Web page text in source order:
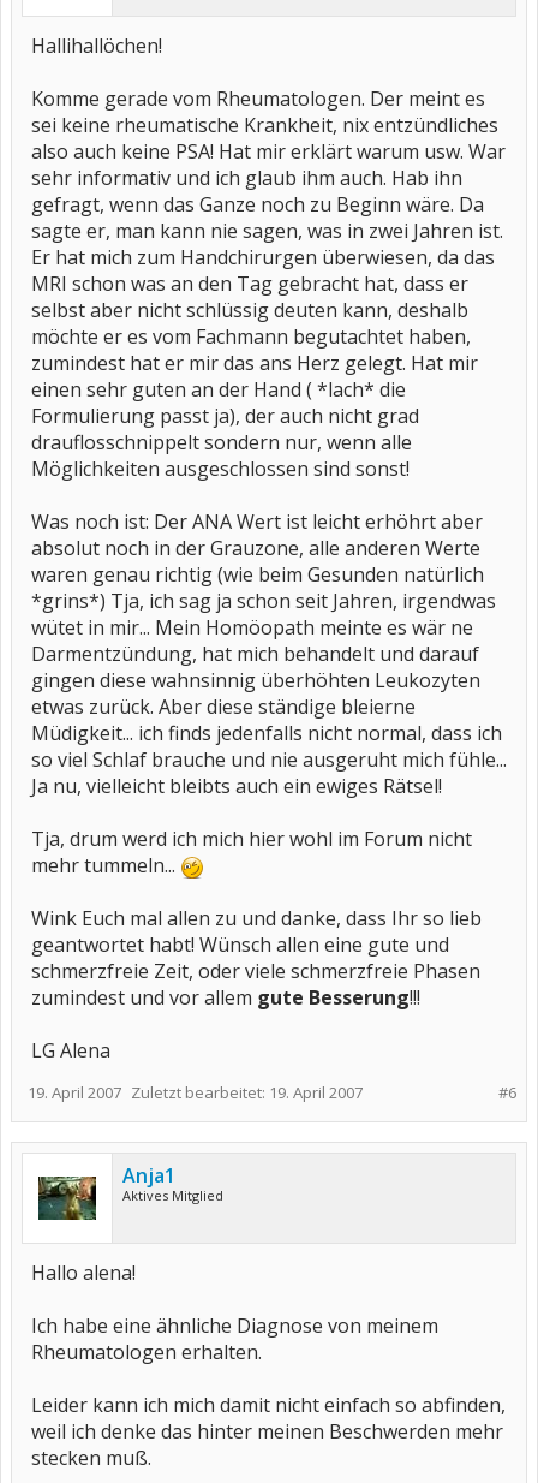
Hallihallöchen!
Komme gerade vom Rheumatologen. Der meint es
sei keine rheumatische Krankheit, nix entzündliches
also auch keine PSA! Hat mir erklärt warum usw. War
sehr informativ und ich glaub ihm auch. Hab ihn
gefragt, wenn das Ganze noch zu Beginn wäre. Da
sagte er, man kann nie sagen, was in zwei Jahren ist.
Er hat mich zum Handchirurgen überwiesen, da das
MRI schon was an den Tag gebracht hat, dass er
selbst aber nicht schlüssig deuten kann, deshalb
möchte er es vom Fachmann begutachtet haben,
zumindest hat er mir das ans Herz gelegt. Hat mir
einen sehr guten an der Hand ( *lach* die
Formulierung passt ja), der auch nicht grad
drauflosschnippelt sondern nur, wenn alle
Möglichkeiten ausgeschlossen sind sonst!
Was noch ist: Der ANA Wert ist leicht erhöhrt aber
absolut noch in der Grauzone, alle anderen Werte
waren genau richtig (wie beim Gesunden natürlich
*grins*) Tja, ich sag ja schon seit Jahren, irgendwas
wütet in mir... Mein Homöopath meinte es wär ne
Darmentzündung, hat mich behandelt und darauf
gingen diese wahnsinnig überhöhten Leukozyten
etwas zurück. Aber diese ständige bleierne
Müdigkeit... ich finds jedenfalls nicht normal, dass ich
so viel Schlaf brauche und nie ausgeruht mich fühle...
Ja nu, vielleicht bleibts auch ein ewiges Rätsel!
Tja, drum werd ich mich hier wohl im Forum nicht
mehr tummeln...
Wink Euch mal allen zu und danke, dass Ihr so lieb
geantwortet habt! Wünsch allen eine gute und
schmerzfreie Zeit, oder viele schmerzfreie Phasen
zumindest und vor allem gute Besserung!!!
LG Alena
#6
19. April 2007 Zuletzt bearbeitet: 19. April 2007
Anja1
Aktives Mitglied
Hallo alena!
Ich habe eine ähnliche Diagnose von meinem
Rheumatologen erhalten.
Leider kann ich mich damit nicht einfach so abfinden,
weil ich denke das hinter meinen Beschwerden mehr
stecken muß.